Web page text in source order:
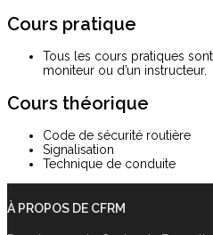
Cours pratique
Tous les cours pratiques
moniteur ou d’un instructeur.
Cours théorique
Code de sécurité routière
Signalisation
Technique de conduite
À PROPOS DE CFRM